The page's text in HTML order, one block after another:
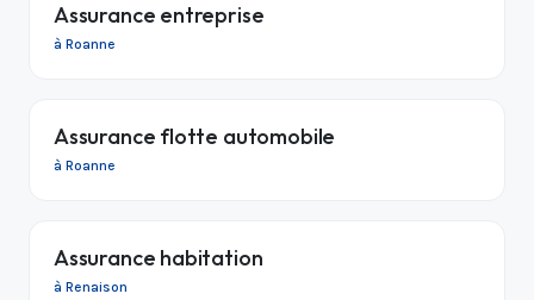
Assurance entreprise
à Roanne
Assurance flotte automobile
à Roanne
Assurance habitation
à Renaison